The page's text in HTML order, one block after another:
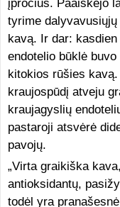
įpročius. Paaiškėjo
tyrime
kavą. Ir dar:
endotelio būklė
kitokios rūšies
kraujospūdį atveju
kraujagyslių
pastaroji atsvėrė
pavojų.
„Virta graikiška
antioksidantų,
todėl yra